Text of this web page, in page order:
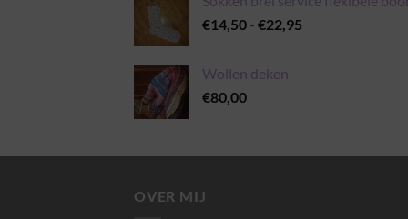
€14,50 - €22,95
Wollen deken
€80,00
OVER MIJ